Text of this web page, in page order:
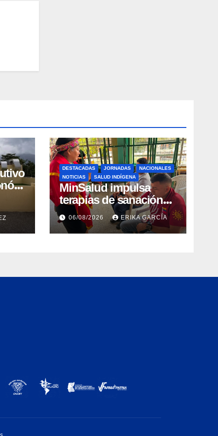
DESTACADAS JORNADAS
NACIONALES
NOTICIAS
SALUD INDÍGENA
MinSalud impulsa
terapias de sanación
emocional y resiliencia
post-sismo junto a
comunidades
06/08/2026 ERIKA GARCÍA